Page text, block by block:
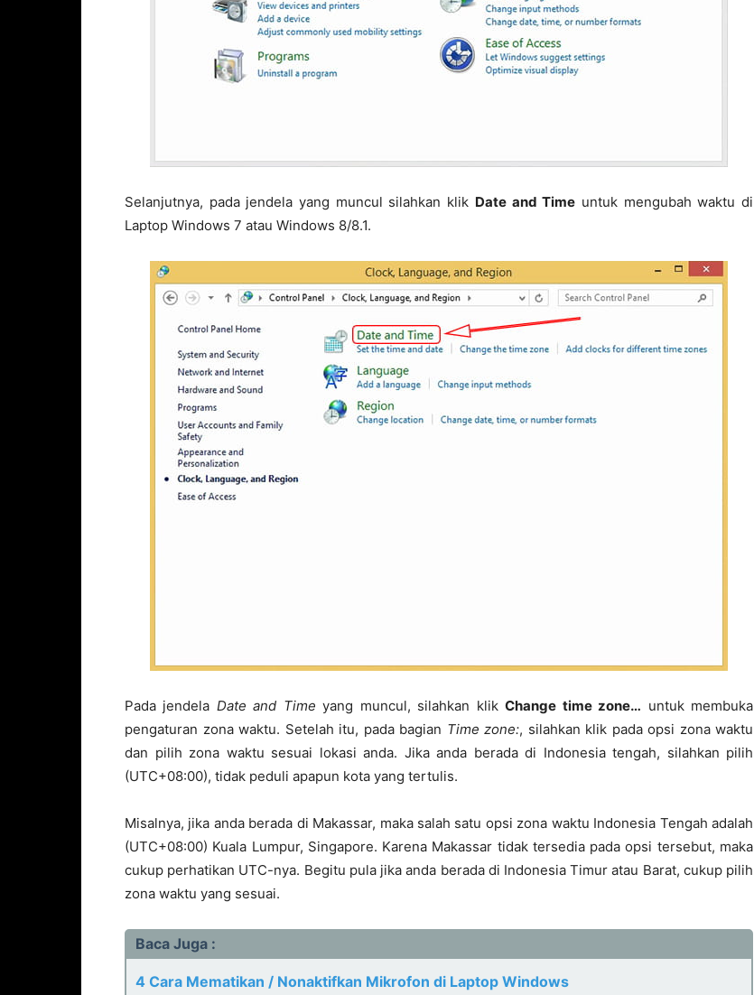
Selanjutnya, pada jendela yang muncul silahkan klik Date and Time untuk mengubah waktu di
Laptop Windows 7 atau Windows 8/8.1.
Pada jendela Date and Time yang muncul, silahkan klikChange time zone… untuk membuka
pengaturan zona waktu. Setelah itu, pada bagian Time zone:, silahkan klik pada opsi zona waktu
dan pilih zona waktu sesuai lokasi anda. Jika anda berada di Indonesia tengah, silahkan pilih
(UTC+08:00), tidak peduli apapun kota yang tertulis.
Misalnya, jika anda berada di Makassar, maka salah satu opsi zona waktu Indonesia Tengah adalah
(UTC+08:00) Kuala Lumpur, Singapore. Karena Makassar tidak tersedia pada opsi tersebut, maka
cukup perhatikan UTC-nya. Begitu pula jika anda berada di Indonesia Timur atau Barat, cukup pilih
zona waktu yang sesuai.
Baca Juga :
4 Cara Mematikan / Nonaktifkan Mikrofon di Laptop Windows